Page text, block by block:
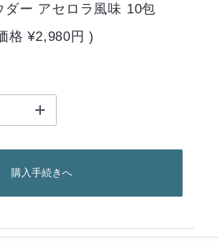
ダー アセロラ風味 10包
格¥2,980円 )
購入手続きへ